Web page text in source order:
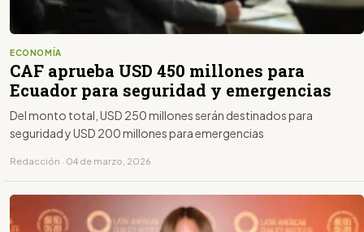
ECONOMÍA
CAF aprueba USD 450 millones para
Ecuador para seguridad y emergencias
Del monto total, USD 250 millones serán destinados para
seguridad y USD 200 millones para emergencias
Redacción · 04 de marzo, 2026